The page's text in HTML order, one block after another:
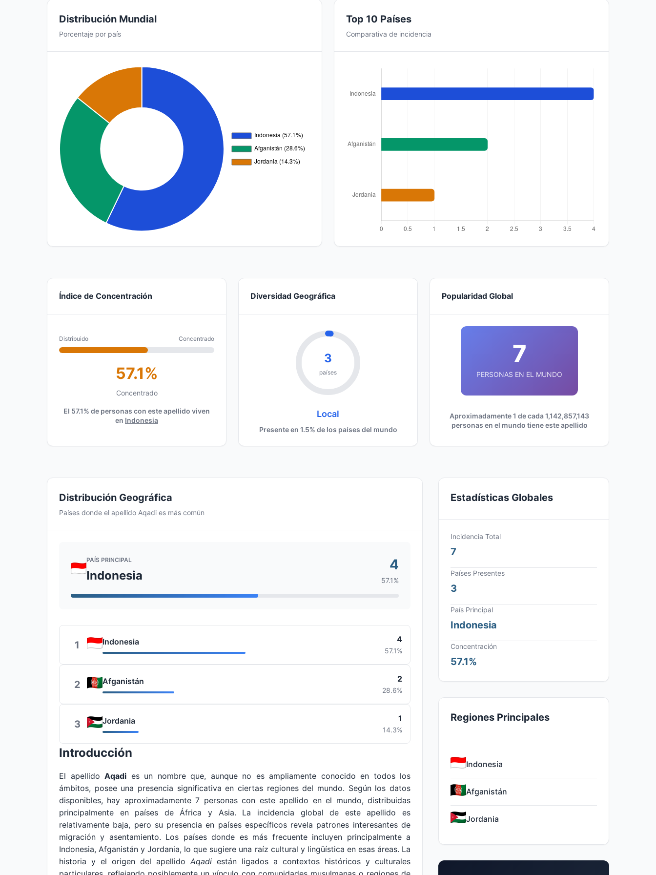
Distribución Mundial
Porcentaje por país
Top 10 Países
Comparativa de incidencia
Índice de Concentración
Distribuido Concentrado
57.1%
Concentrado
El 57.1% de personas con este apellido viven
en Indonesia
Diversidad Geográfica
3
países
Local
Presente en 1.5% de los países del mundo
Popularidad Global
7
PERSONAS EN EL MUNDO
Aproximadamente 1 de cada 1,142,857,143
personas en el mundo tiene este apellido
Distribución Geográfica
Países donde el apellido Aqadi es más común
PAÍS PRINCIPAL
Indonesia
4
57.1%
1 Indonesia 4
57.1%
2 Afganistán 2
28.6%
3 Jordania 1
14.3%
Introducción
El apellido Aqadi es un nombre que, aunque no es ampliamente conocido en todos los
ámbitos, posee una presencia significativa en ciertas regiones del mundo. Según los datos
disponibles, hay aproximadamente 7 personas con este apellido en el mundo, distribuidas
principalmente en países de África y Asia. La incidencia global de este apellido es
relativamente baja, pero su presencia en países específicos revela patrones interesantes de
migración y asentamiento. Los países donde es más frecuente incluyen principalmente a
Indonesia, Afganistán y Jordania, lo que sugiere una raíz cultural y lingüística en esas áreas. La
historia y el origen del apellido Aqadi están ligados a contextos históricos y culturales
Estadísticas Globales
Incidencia Total
7
Países Presentes
3
País Principal
Indonesia
Concentración
57.1%
Regiones Principales
Indonesia
Afganistán
Jordania